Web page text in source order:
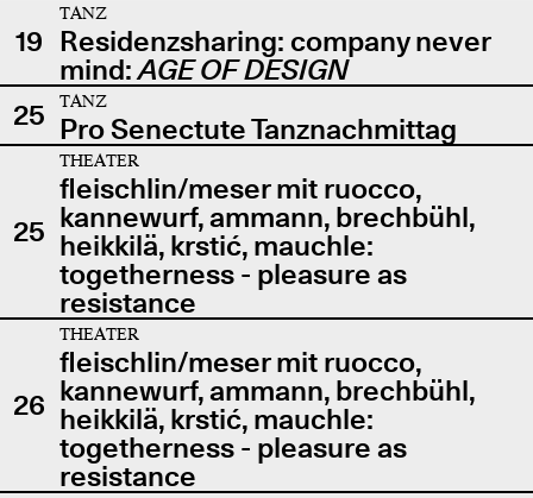
19
TANZ
Residenzsharing: company never
mind:AGE OF DESIGN
25
TANZ
Pro Senectute Tanznachmittag
25
THEATER
fleischlin/meser mit ruocco,
kannewurf, ammann, brechbühl,
heikkilä, krstić, mauchle:
togetherness - pleasure as
resistance
26
THEATER
fleischlin/meser mit ruocco,
kannewurf, ammann, brechbühl,
heikkilä, krstić, mauchle:
togetherness - pleasure as
resistance